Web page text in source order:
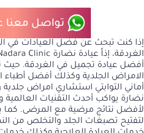
تواصل معنا
إذا كنت تبحث عن فضل العيادات في
أفضل عيادة تجميل في الغردقة.
الامراض الجلدية وكذلك أفضل أطباء
أماني التوابتي استشاري امراض جلدية
نضارة يواكب أحدث التقنيات العالمية
لأفضل نتائج مرضية مع المرضى.
لتفتيح تصبغات الجلد والتخلص من